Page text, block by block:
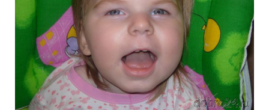
Боксы для пожертвований
Нужна помощь?
Проекты
Программы фонда
Справочник
Медиа
События и люди